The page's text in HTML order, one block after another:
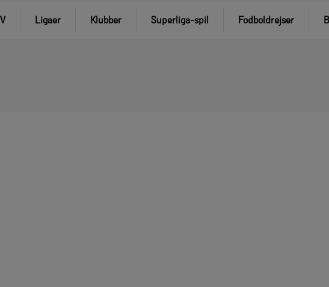
Ligaer Klubber Superliga-spil Fodboldrejser